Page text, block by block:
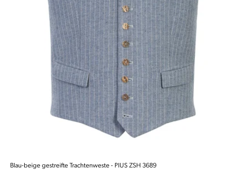
Blau-beige gestreifte Trachtenweste - PIUS ZSH 3689